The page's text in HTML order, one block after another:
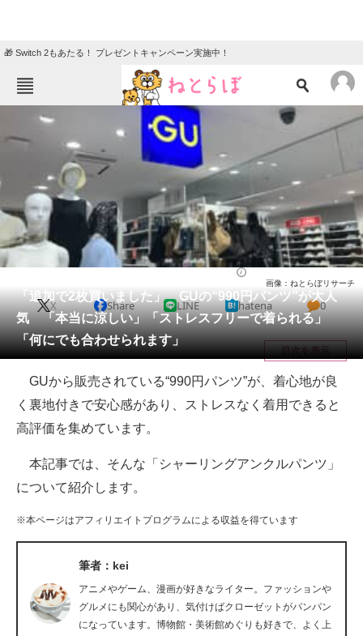
🎁 Switch 2もあたる！ プレゼントキャンペーン実施中！
TOP ニュース
クイズ
グルメ 地域
住まい 教育・育児
リサーチ
会員記事
メディア
注目記事を集めた総合ページ
ITの今と未来を見通す
スマホと通信の最新トレンド
進化するPCとデバイスの未来
AI活用のいまが分かる
企業ITのトレンドを詳説
「追加で2枚買いました」 GUの“990円パンツ”が大人
気 「本当に涼しい」「ストレスフリーで着られる」
「何にでも合わせられます」
画像：ねとらぼリサーチ
X Share LINE hatena 0
目次を表示
GUから販売されている“990円パンツ”が、着心地が良
く裏地付きで安心感があり、ストレスなく着用できると
高評価を集めています。
本記事では、そんな「シャーリングアンクルパンツ」
について紹介します。
※本ページはアフィリエイトプログラムによる収益を得ています
筆者：kei
アニメやゲーム、漫画が好きなライター。ファッションや
グルメにも関心があり、気付けばクローゼットがパンパン
になっています。博物館・美術館めぐりも好きで、よく上